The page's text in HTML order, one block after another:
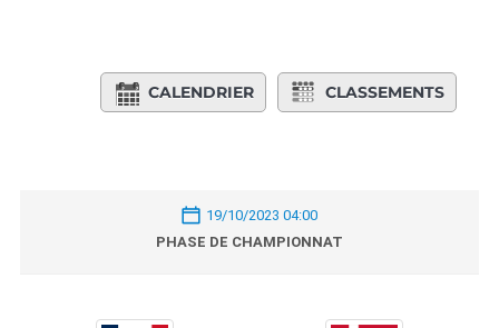
CALENDRIER CLASSEMENTS
19/10/2023 04:00
PHASE DE CHAMPIONNAT